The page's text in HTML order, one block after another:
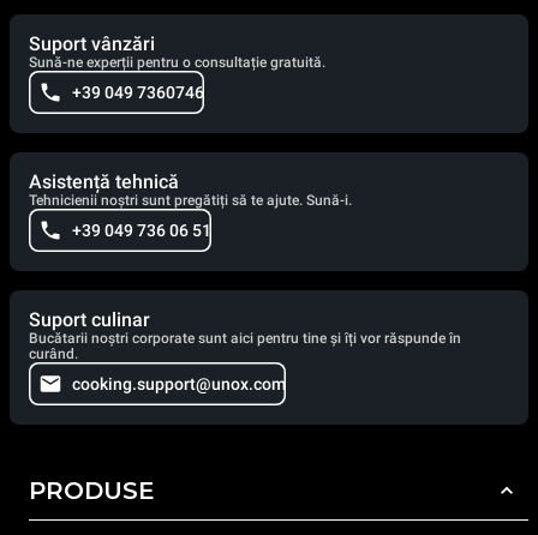
Suport vânzări
Sună-ne experții pentru o consultație gratuită.
+39 049 7360746
Asistență tehnică
Tehnicienii noștri sunt pregătiți să te ajute. Sună-i.
+39 049 736 06 51
Suport culinar
Bucătarii noștri corporate sunt aici pentru tine și îți vor răspunde în
curând.
cooking.support@unox.com
PRODUSE